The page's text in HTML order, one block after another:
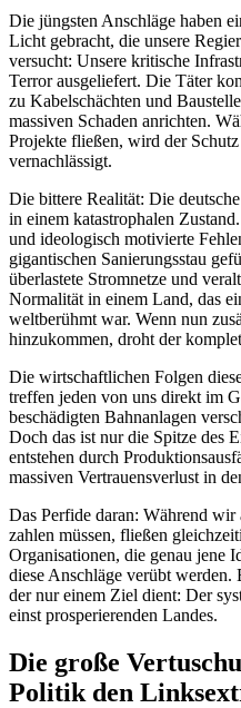
Die jüngsten Anschläge haben
Licht gebracht, die unsere
versucht: Unsere kritische
Terror ausgeliefert. Die Täter
zu Kabelschächten und
massiven Schaden anrichten.
Projekte fließen, wird der
vernachlässigt.
Die bittere Realität: Die
in einem katastrophalen
und ideologisch motivierte
gigantischen Sanierungsstau
überlastete Stromnetze und
Normalität in einem Land, das
weltberühmt war. Wenn nun
hinzukommen, droht der
Die wirtschaftlichen Folgen
treffen jeden von uns direkt im
beschädigten Bahnanlagen
Doch das ist nur die Spitze des
entstehen durch
massiven Vertrauensverlust in
Das Perfide daran: Während
zahlen müssen, fließen
Organisationen, die genau jene
diese Anschläge verübt werden.
der nur einem Ziel dient: Der
einst prosperierenden Landes.
Die große
Politik den